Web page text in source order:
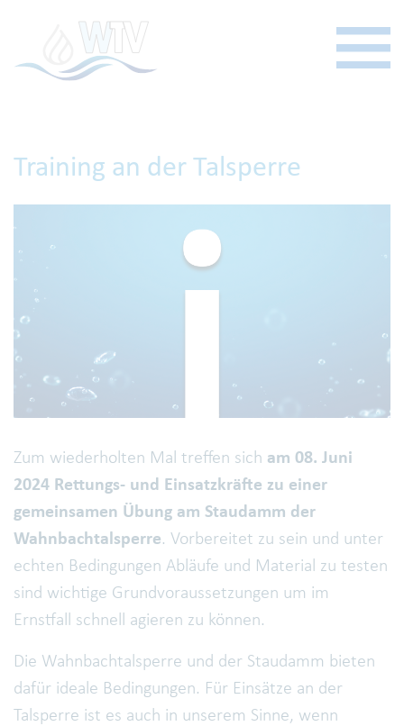
Training an der Talsperre
Zum wiederholten Mal treffen sich am 08. Juni
2024 Rettungs- und Einsatzkräfte zu einer
gemeinsamen Übung am Staudamm der
Wahnbachtalsperre. Vorbereitet zu sein und unter
echten Bedingungen Abläufe und Material zu testen
sind wichtige Grundvoraussetzungen um im
Ernstfall schnell agieren zu können.
Die Wahnbachtalsperre und der Staudamm bieten
dafür ideale Bedingungen. Für Einsätze an der
Talsperre ist es auch in unserem Sinne, wenn